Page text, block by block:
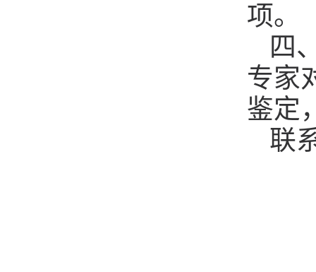
项。
四
专家
鉴定
联